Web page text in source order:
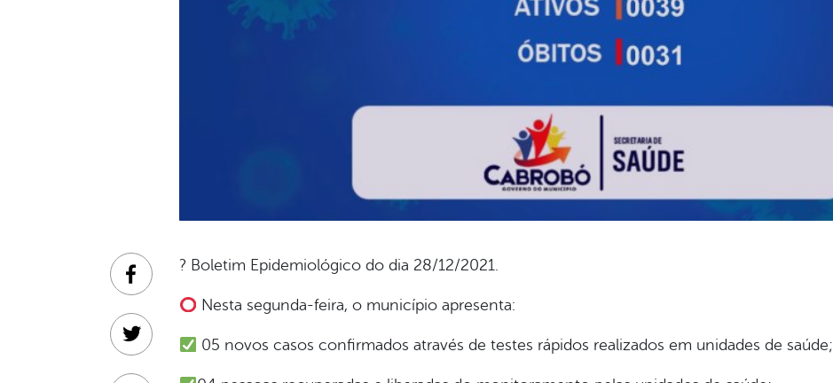
? Boletim Epidemiológico do dia 28/12/2021.
Nesta segunda-feira, o município apresenta:
05 novos casos confirmados através de testes rápidos realizados em unidades de saúde;
Facebook
Twitter